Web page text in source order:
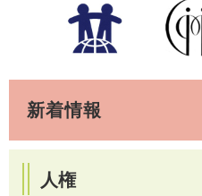
新着情報
人権